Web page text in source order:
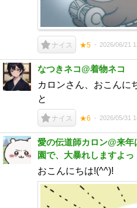
ナイス ★5 2026/06/21
なつきネコ@着物ネコ
カロンさん、おこんに
と
ナイス ★6 2026/05/31
愛の伝道師カロン@来
園で、大暴れしますよっ
おこんにちは!(^^)!